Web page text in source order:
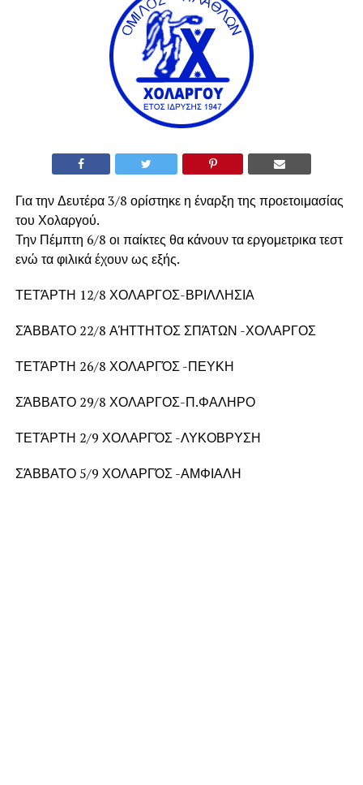
Για την Δευτέρα 3/8 ορίστηκε η έναρξη της προετοιμασίας
του Χολαργού.
Την Πέμπτη 6/8 οι παίκτες θα κάνουν τα εργομετρικα τεστ
ενώ τα φιλικά έχουν ως εξής.
ΤΕΤΆΡΤΗ 12/8 ΧΟΛΑΡΓΟΣ-ΒΡΙΛΛΗΣΙΑ
ΣΆΒΒΑΤΟ 22/8 ΑΉΤΤΗΤΟΣ ΣΠΆΤΩΝ -ΧΟΛΑΡΓΟΣ
ΤΕΤΆΡΤΗ 26/8 ΧΟΛΑΡΓΌΣ -ΠΕΥΚΗ
ΣΆΒΒΑΤΟ 29/8 ΧΟΛΑΡΓΟΣ-Π.ΦΑΛΗΡΟ
ΤΕΤΆΡΤΗ 2/9 ΧΟΛΑΡΓΌΣ -ΛΥΚΟΒΡΥΣΗ
ΣΆΒΒΑΤΟ 5/9 ΧΟΛΑΡΓΌΣ -ΑΜΦΙΑΛΗ